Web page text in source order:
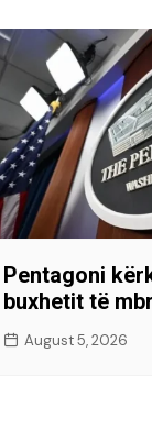
Pentagoni
buxhetit të
August 5, 2026